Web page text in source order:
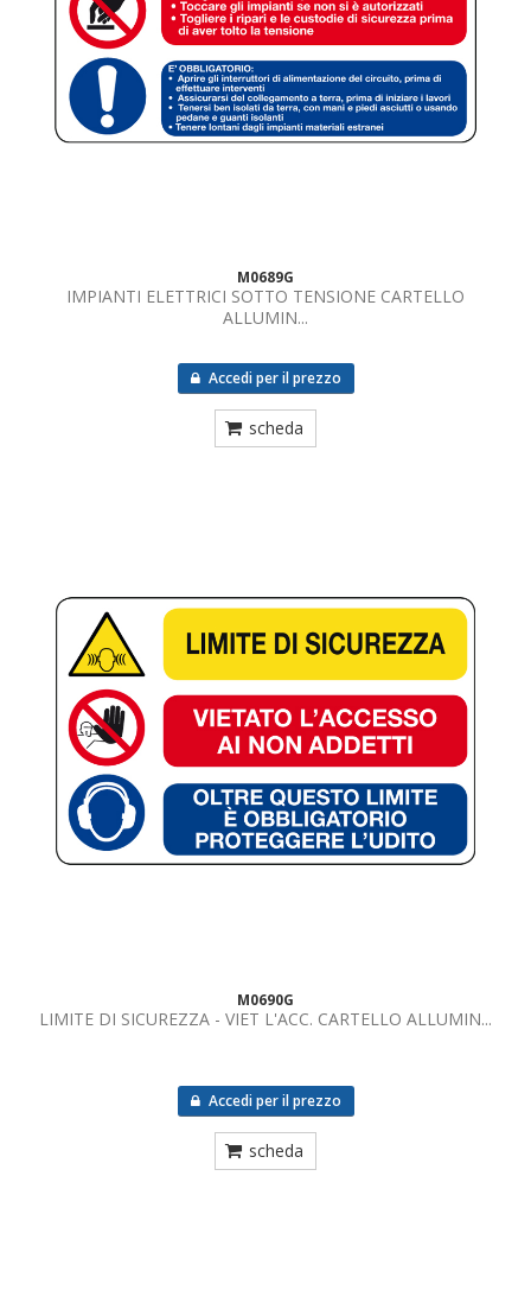
M0689G
IMPIANTI ELETTRICI SOTTO TENSIONE CARTELLO
ALLUMIN...
Accedi per il prezzo
scheda
M0690G
LIMITE DI SICUREZZA - VIET L'ACC. CARTELLO ALLUMIN...
Accedi per il prezzo
scheda